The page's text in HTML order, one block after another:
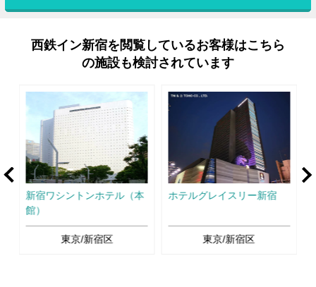
西鉄イン新宿を閲覧しているお客様はこちら
の施設も検討されています
新宿ワシントンホテル（本
館）
東京/新宿区
ホテルグレイスリー新宿
東京/新宿区